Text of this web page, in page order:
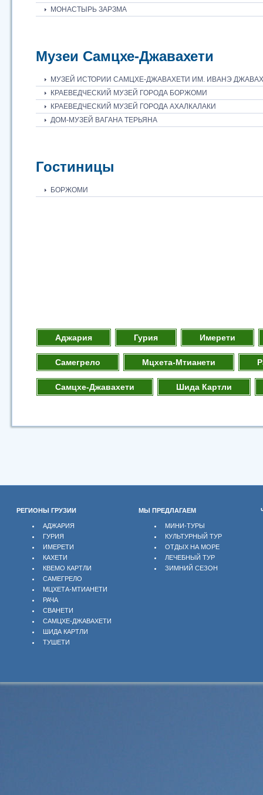
МОНАСТЫРЬ ЗАРЗМА
Музеи Самцхе-Джавахети
МУЗЕЙ ИСТОРИИ САМЦХЕ-ДЖАВАХЕТИ ИМ. ИВАНЭ
КРАЕВЕДЧЕСКИЙ МУЗЕЙ ГОРОДА БОРЖОМИ
КРАЕВЕДЧЕСКИЙ МУЗЕЙ ГОРОДА АХАЛКАЛАКИ
ДОМ-МУЗЕЙ ВАГАНА ТЕРЬЯНА
Гостиницы
БОРЖОМИ
Аджария Гурия Имерети
Самегрело Мцхета-Мтианети
Самцхе-Джавахети Шида Картли
РЕГИОНЫ ГРУЗИИ МЫ ПРЕДЛАГАЕМ
АДЖАРИЯ
ГУРИЯ
ИМЕРЕТИ
КАХЕТИ
КВЕМО КАРТЛИ
САМЕГРЕЛО
МЦХЕТА-МТИАНЕТИ
РАЧА
СВАНЕТИ
САМЦХЕ-ДЖАВАХЕТИ
ШИДА КАРТЛИ
ТУШЕТИ
МИНИ-ТУРЫ
КУЛЬТУРНЫЙ ТУР
ОТДЫХ НА МОРЕ
ЛЕЧЕБНЫЙ ТУР
ЗИМНИЙ СЕЗОН